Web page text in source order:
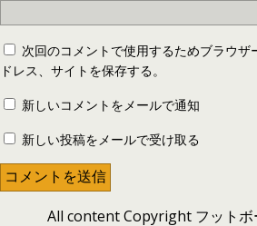
次回のコメントで使用するためブラウザ
ドレス、サイトを保存する。
新しいコメントをメールで通知
新しい投稿をメールで受け取る
All content Copyright フットボ